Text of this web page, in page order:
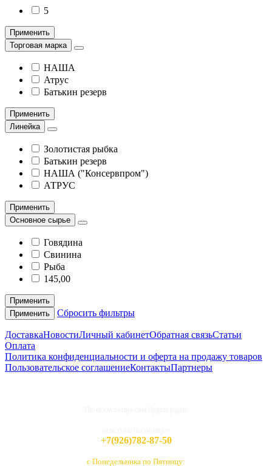
5
Применить
Торговая марка
НАША
Атрус
Батькин резерв
Применить
Линейка
Золотистая рыбка
Батькин резерв
НАША ("Консервпром")
АТРУС
Применить
Основное сырье
Говядина
Свинина
Рыба
145,00
Применить
Применить
Сбросить фильтры
ДоставкаНовостиЛичный кабинетОбратная связьСтатьи
Оплата
Политика конфиденциальности и оферта на продажу товаров
Пользовательское соглашениеКонтактыПартнеры
+7(926)782-87-50
с Понедельника по Пятницу: